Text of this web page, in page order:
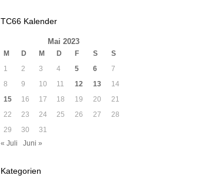
TC66 Kalender
Mai 2023
M D M D F S
S
1
2 3 4 5 6
7
8
9 10 11 12 13
14
15
16 17 18 19 20
21
22
23 24 25 26 27
28
29
30
31
« Juli
Juni »
Kategorien